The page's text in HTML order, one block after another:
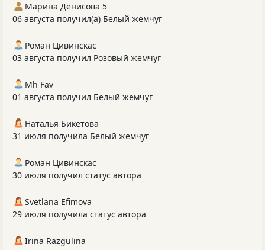
Марина Денисова 5
06 августа получил(а) Белый жемчуг
Роман Цивинскас
03 августа получил Розовый жемчуг
Mh Fav
01 августа получил Белый жемчуг
Наталья Бикетова
31 июля получила Белый жемчуг
Роман Цивинскас
30 июля получил статус автора
Svetlana Efimova
29 июля получила статус автора
Irina Razgulina